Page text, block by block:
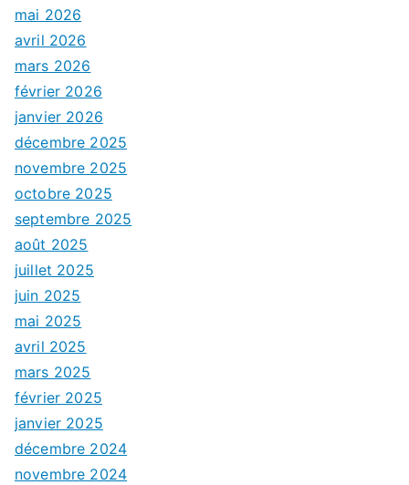
mai 2026
avril 2026
mars 2026
février 2026
janvier 2026
décembre 2025
novembre 2025
octobre 2025
septembre 2025
août 2025
juillet 2025
juin 2025
mai 2025
avril 2025
mars 2025
février 2025
janvier 2025
décembre 2024
novembre 2024